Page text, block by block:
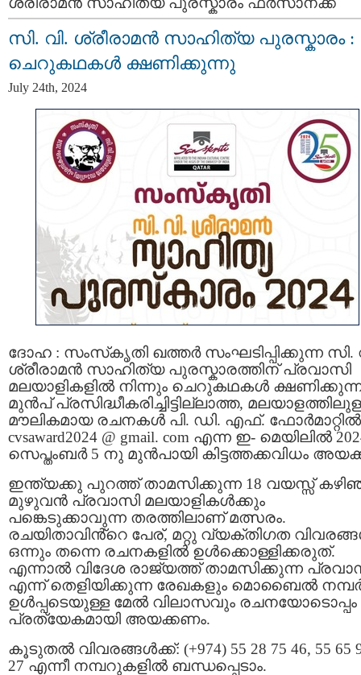
സി. വി. ശ്രീരാമൻ സാഹിത്യ പുരസ്കാരം :
ചെറുകഥകൾ ക്ഷണിക്കുന്നു
July 24th, 2024
ദോഹ : സംസ്‌കൃതി ഖത്തർ സംഘടിപ്പിക്കുന്ന സി.
ശ്രീരാമൻ സാഹിത്യ പുരസ്കാരത്തിന് പ്രവാസി
മലയാളികളിൽ നിന്നും ചെറുകഥകൾ
മുൻപ് പ്രസിദ്ധീകരിച്ചിട്ടില്ലാത്ത,
മൗലികമായ രചനകൾ പി. ഡി. എഫ്. ഫോർമാറ്റിൽ
cvsaward2024 @ gmail. com എന്ന ഇ- മെയിലിൽ
സെപ്തംബർ 5 നു മുൻപായി കിട്ടത്തക്കവിധം
ഇന്ത്യക്കു പുറത്ത് താമസിക്കുന്ന 18 വയസ്സ്
മുഴുവൻ പ്രവാസി മലയാളികൾക്കും
പങ്കെടുക്കാവുന്ന തരത്തിലാണ് മത്സരം.
രചയിതാവിൻ്റെ പേര്, മറ്റു വ്യക്തിഗത
ഒന്നും തന്നെ രചനകളിൽ ഉൾക്കൊള്ളിക്കരുത്.
എന്നാൽ വിദേശ രാജ്യത്ത് താമസിക്കുന്ന
എന്ന് തെളിയിക്കുന്ന രേഖകളും മൊബൈൽ
ഉൾപ്പടെയുള്ള മേൽ വിലാസവും രചനയോടൊപ്പം
പ്രത്യേകമായി അയക്കണം.
കൂടുതൽ വിവരങ്ങൾക്ക്: (+974) 55 28 75 46, 55 65
27 എന്നീ നമ്പറുകളിൽ ബന്ധപ്പെടാം.